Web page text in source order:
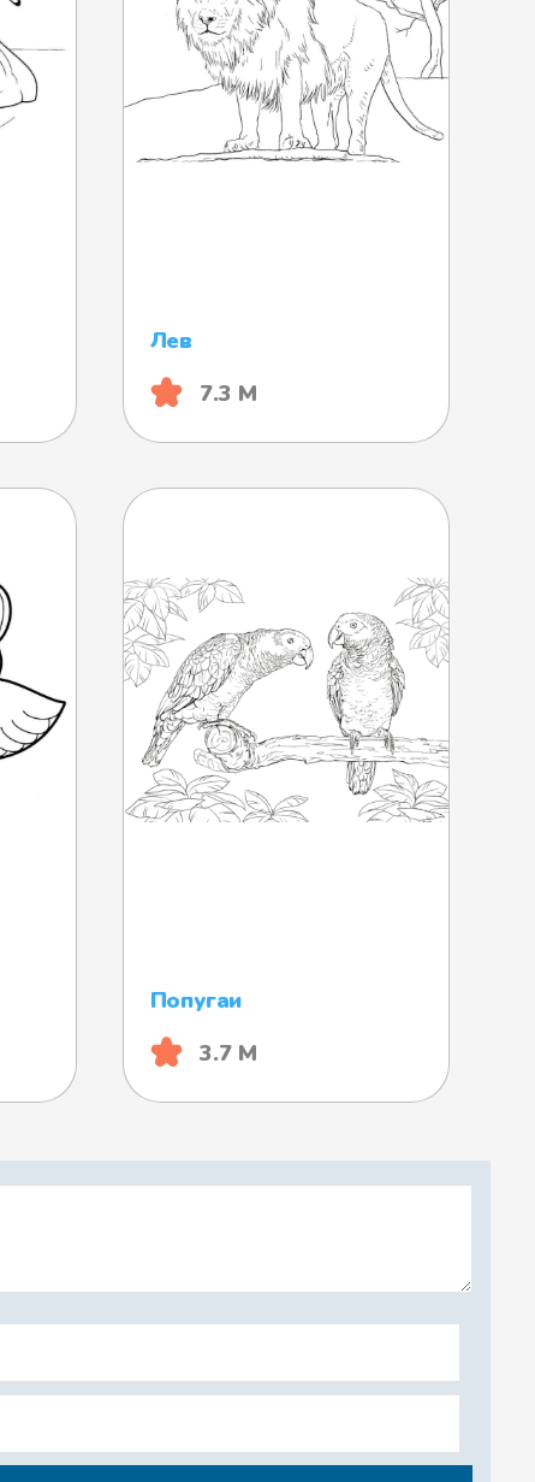
Лев
7.3 М
Попугаи
3.7 М